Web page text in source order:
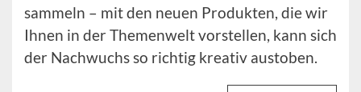
sammeln – mit den neuen Produkten, die wir
Ihnen in der Themenwelt vorstellen, kann sich
der Nachwuchs so richtig kreativ austoben.